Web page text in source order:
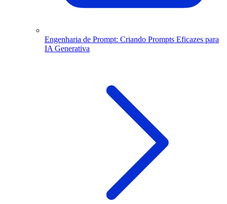
Engenharia de Prompt: Criando Prompts Eficazes para
IA Generativa